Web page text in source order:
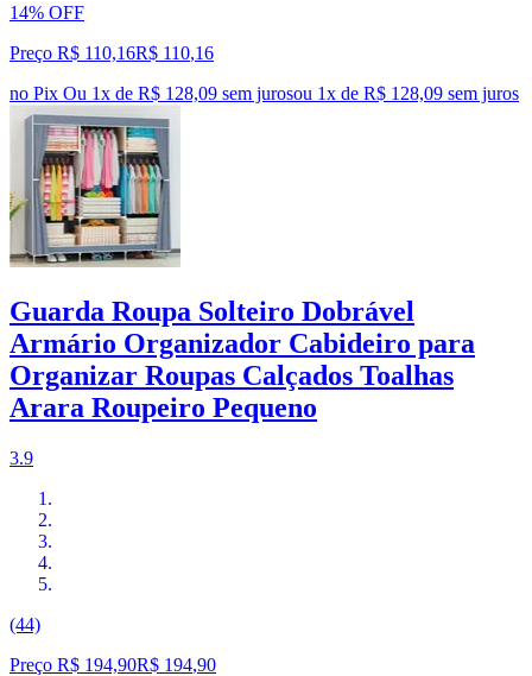
14% OFF
Preço R$ 110,16R$ 110,16
no Pix Ou 1x de R$ 128,09 sem jurosou 1x de R$ 128,09 sem juros
Guarda Roupa Solteiro Dobrável
Armário Organizador Cabideiro para
Organizar Roupas Calçados Toalhas
Arara Roupeiro Pequeno
3.9
(44)
Preço R$ 194,90R$ 194,90